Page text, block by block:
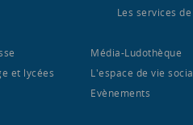
Les services
et lycées
Média-Ludothèque
L'espace de vie
Evènements